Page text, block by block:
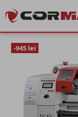
-945 lei